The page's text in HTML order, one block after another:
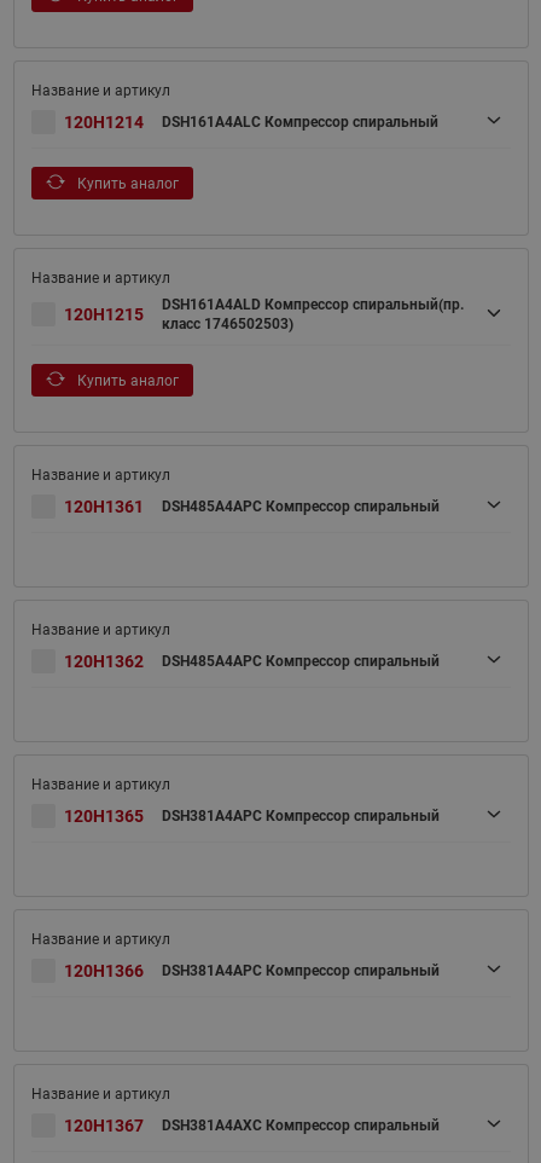
120H1214 DSH161A4ALC Компрессор спиральный
Купить аналог
120H1215
DSH161A4ALD Компрессор спиральный(пр.
класс 1746502503)
Купить аналог
120H1361 DSH485A4APC Компрессор спиральный
120H1362 DSH485A4APC Компрессор спиральный
120H1365 DSH381A4APC Компрессор спиральный
120H1366 DSH381A4APC Компрессор спиральный
120H1367 DSH381A4AXC Компрессор спиральный